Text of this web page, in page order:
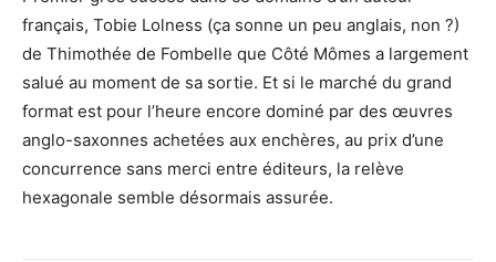
français, Tobie Lolness (ça sonne un peu anglais, non ?)
de Thimothée de Fombelle que Côté Mômes a largement
salué au moment de sa sortie. Et si le marché du grand
format est pour l’heure encore dominé par des œuvres
anglo-saxonnes achetées aux enchères, au prix d’une
concurrence sans merci entre éditeurs, la relève
hexagonale semble désormais assurée.